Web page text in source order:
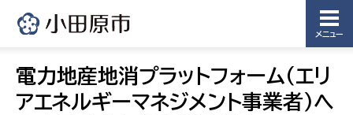
メニュー
電力地産地消プラットフォーム（エリ
アエネルギーマネジメント事業者）へ